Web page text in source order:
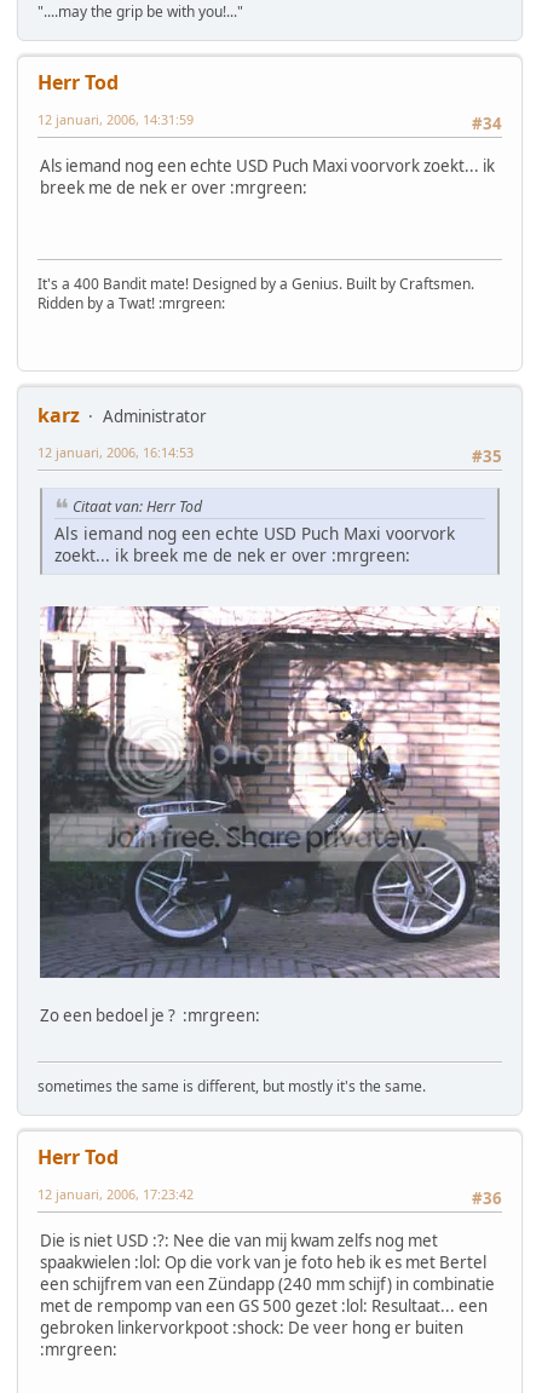
"....may the grip be with you!..."
Herr Tod
#34
12 januari, 2006, 14:31:59
Als iemand nog een echte USD Puch Maxi voorvork zoekt... ik
breek me de nek er over :mrgreen:
It's a 400 Bandit mate! Designed by a Genius. Built by Craftsmen.
Ridden by a Twat! :mrgreen:
karz
Administrator
#35
12 januari, 2006, 16:14:53
Citaat van: Herr Tod
Als iemand nog een echte USD Puch Maxi voorvork
zoekt... ik breek me de nek er over :mrgreen:
Zo een bedoel je ? :mrgreen:
sometimes the same is different, but mostly it's the same.
Herr Tod
#36
12 januari, 2006, 17:23:42
Die is niet USD :?: Nee die van mij kwam zelfs nog met
spaakwielen :lol: Op die vork van je foto heb ik es met Bertel
een schijfrem van een Zündapp (240 mm schijf) in combinatie
met de rempomp van een GS 500 gezet :lol: Resultaat... een
gebroken linkervorkpoot :shock: De veer hong er buiten
:mrgreen: